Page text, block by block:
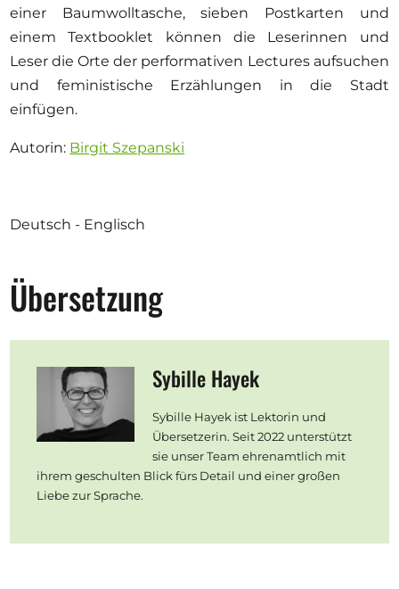
einer Baumwolltasche, sieben Postkarten und
einem Textbooklet können die Leserinnen und
Leser die Orte der performativen Lectures aufsuchen
und feministische Erzählungen in die Stadt
einfügen.
Autorin: Birgit Szepanski
Deutsch - Englisch
Übersetzung
Sybille Hayek
Sybille Hayek ist Lektorin und
Übersetzerin. Seit 2022 unterstützt
sie unser Team ehrenamtlich mit
ihrem geschulten Blick fürs Detail und einer großen
Liebe zur Sprache.